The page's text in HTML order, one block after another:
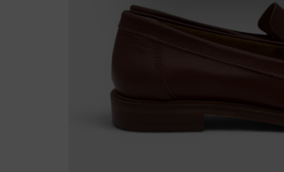
modificare o ritirare il tuo
Utilizziamo i cookie per
nostro traffico. Condividiamo
di analisi dei dati web,
che hanno raccolto dal suo